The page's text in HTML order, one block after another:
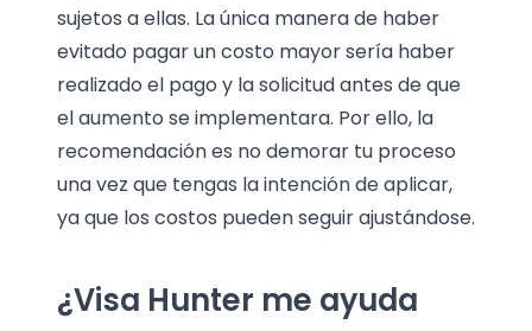
sujetos a ellas. La única manera de haber
evitado pagar un costo mayor sería haber
realizado el pago y la solicitud antes de que
el aumento se implementara. Por ello, la
recomendación es no demorar tu proceso
una vez que tengas la intención de aplicar,
ya que los costos pueden seguir ajustándose.
¿Visa Hunter me ayuda